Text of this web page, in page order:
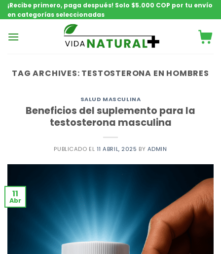
Saltar
contenido
¡Recibe primero, paga después! Solo $5.000 COP por tu envío
en categorías seleccionadas
TAG ARCHIVES: TESTOSTERONA EN HOMBRES
SALUD MASCULINA
Beneficios del suplemento para la
testosterona masculina
PUBLICADO EL 11 ABRIL, 2025 BY ADMIN
11
Abr